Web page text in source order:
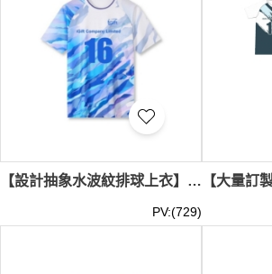
【設計抽象水波紋排球上衣】｜清爽藍色系不規則圖案｜插肩袖剪裁修飾肩線｜後背大面積留白｜現貨主推｜現貨排球服訂製 SKTAFC047-FC312
PV:(729)